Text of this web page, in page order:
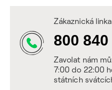
Zákaznická
800
Zavolat nám
7:00 do 22:00
státních